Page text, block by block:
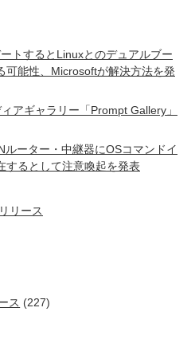
トするとLinuxとのデュアルブー
可能性、Microsoftが解決方法を発
アギャラリー「Prompt Gallery」
ーター・中継器にOSコマンドイ
するとして注意喚起を発表
リース
ス (227)